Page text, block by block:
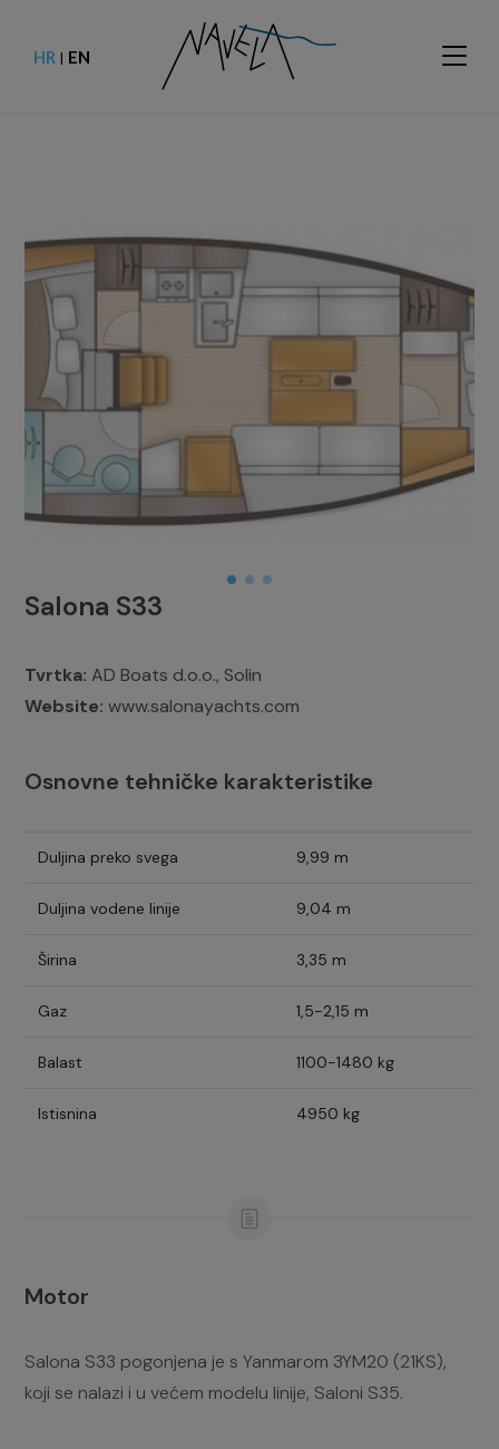
HR | EN
Salona S33
Tvrtka: AD Boats d.o.o., Solin
Website: www.salonayachts.com
Osnovne tehničke karakteristike
Duljina preko svega 9,99 m
Duljina vodene linije 9,04 m
Širina 3,35 m
Gaz 1,5-2,15 m
Balast 1100-1480 kg
Istisnina 4950 kg
Motor
Salona S33 pogonjena je s Yanmarom 3YM20 (21KS),
koji se nalazi i u većem modelu linije, Saloni S35.